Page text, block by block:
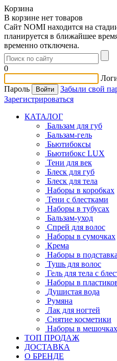
Корзина
В корзине нет товаров
Сайт NOMI находится на
планируется в ближайшее
временно отключена.
0
Пароль
Забыли свой
Зарегистрироваться
КАТАЛОГ
Бальзам для губ
Бальзам-гель
Бьютибоксы
Бьютибокс LUX
Тени для век
Блеск для губ
Блеск для тела
Наборы в коробках
Тени с блестками
Наборы в тубусах
Бальзам-уход
Спрей для волос
Наборы в сумочках
Крема
Наборы в
Тушь для волос
Гель для тела с
Наборы в
Душистая вода
Румяна
Лак для ногтей
Снятие косметики
Наборы в мешочках
ТОП ПРОДАЖ
ДОСТАВКА
О БРЕНДЕ